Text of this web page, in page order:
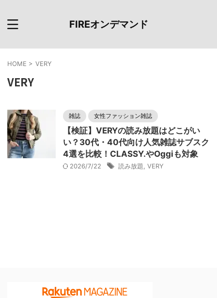
FIREオンデマンド
HOME > VERY
VERY
雑誌 女性ファッション雑誌
【検証】VERYの読み放題はどこがい
い？30代・40代向け人気雑誌サブスク
4選を比較！CLASSY.やOggiも対象
2026/7/22 読み放題 VERY